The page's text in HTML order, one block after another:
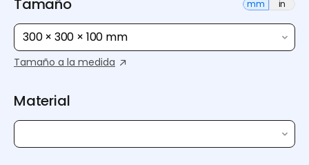
Tamaño mm in
300 × 300 × 100 mm
Tamaño a la medida
Material